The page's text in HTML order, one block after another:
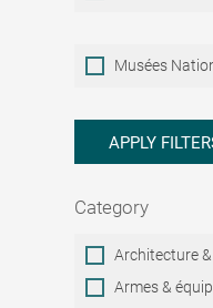
Musées
Nationaux
Musées
APPLY
Category
Category
Architecture
Armes &